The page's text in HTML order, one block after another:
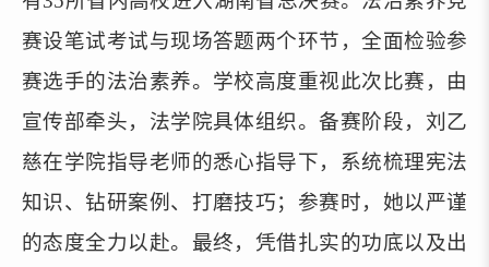
赛设笔试考试与现场答题两个环节，全面检验参
赛选手的法治素养。学校高度重视此次比赛，由
宣传部牵头，法学院具体组织。备赛阶段，刘乙
慈在学院指导老师的悉心指导下，系统梳理宪法
知识、钻研案例、打磨技巧；参赛时，她以严谨
的态度全力以赴。最终，凭借扎实的功底以及出